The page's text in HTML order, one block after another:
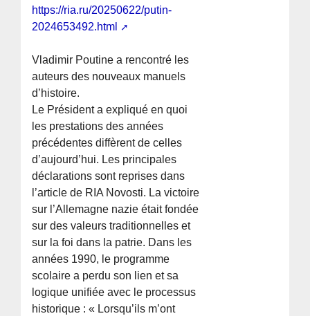
https://ria.ru/20250622/putin-
2024653492.html
Vladimir Poutine a rencontré les
auteurs des nouveaux manuels
d’histoire.
Le Président a expliqué en quoi
les prestations des années
précédentes diffèrent de celles
d’aujourd’hui. Les principales
déclarations sont reprises dans
l’article de RIA Novosti. La victoire
sur l’Allemagne nazie était fondée
sur des valeurs traditionnelles et
sur la foi dans la patrie. Dans les
années 1990, le programme
scolaire a perdu son lien et sa
logique unifiée avec le processus
historique : « Lorsqu’ils m’ont